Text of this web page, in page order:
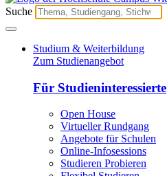
Suche
Studium & Weiterbildung
Zum Studienangebot
Für Studieninteressierte
Open House
Virtueller Rundgang
Angebote für Schulen
Online-Infosessions
Studieren Probieren